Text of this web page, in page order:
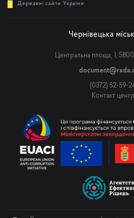
Державні сайти України
Чернівецька
Центральна площа, 1,
(0372) 52-59-
Контакт центр